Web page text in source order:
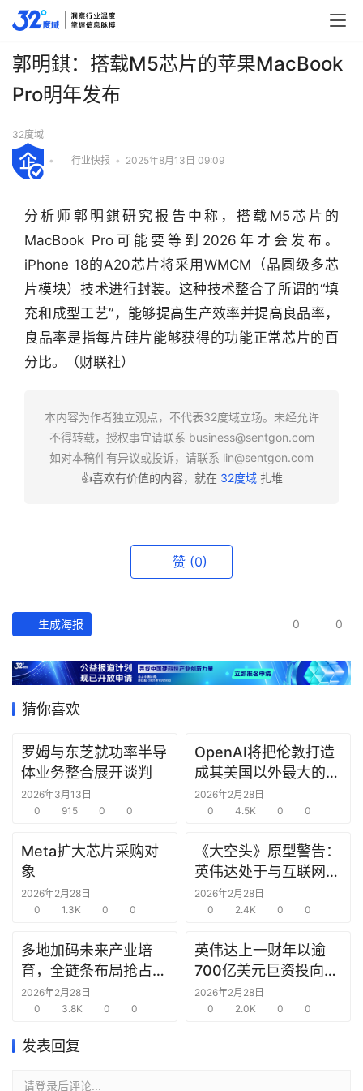
行
业
经
数
据
研
选
报
创
投
之
商
机
链
圈
郭明錤：搭载M5芯片的苹果MacBook
Pro明年发布
32度域
• 行业快报 • 2025年8月13日 09:09
分析师郭明錤研究报告中称，搭载M5芯片的
MacBook Pro可能要等到2026年才会发布。
iPhone 18的A20芯片将采用WMCM（晶圆级多芯
片模块）技术进行封装。这种技术整合了所谓的“填
充和成型工艺”，能够提高生产效率并提高良品率，
良品率是指每片硅片能够获得的功能正常芯片的百
分比。（财联社）
本内容为作者独立观点，不代表32度域立场。未经允许
不得转载，授权事宜请联系 business@sentgon.com
如对本稿件有异议或投诉，请联系 lin@sentgon.com
👍喜欢有价值的内容，就在 32度域扎堆
赞 (0)
生成海报 0 0
猜你喜欢
罗姆与东芝就功率半导
体业务整合展开谈判
2026年3月13日
0
915 0 0
OpenAI将把伦敦打造
成其美国以外最大的研
究中心
2026年2月28日
0
4.5K 0 0
Meta扩大芯片采购对
象
2026年2月28日
0
1.3K 0 0
《大空头》原型警告：
英伟达处于与互联网泡
沫时期思科同样的“危
险境地”
2026年2月28日
0
2.4K 0 0
多地加码未来产业培
育，全链条布局抢占新
赛道先机
2026年2月28日
0
3.8K 0 0
英伟达上一财年以逾
700亿美元巨资投向合
作方，竭力巩固AI芯片
需求
2026年2月28日
0
2.0K 0 0
发表回复
请登录后评论...